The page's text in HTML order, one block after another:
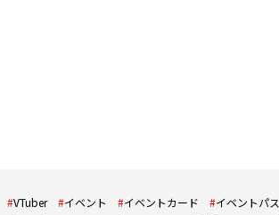
VTuber イベント イベントカード
イベントパス